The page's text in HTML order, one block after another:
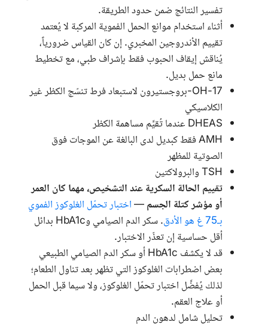
تفسير النتائج ضمن حدود الطريقة.
أثناء استخدام موانع الحمل الفموية المركبة لا يُعتمد
تقييم الأندروجين المخبري. إن كان القياس ضرورياً،
يُناقش إيقاف الحبوب فقط بإشراف طبي، مع تخطيط
مانع حمل بديل.
17-OH-بروجستيرون لاستبعاد فرط تنسّج الكظر غير
الكلاسيكي
DHEAS عندما تُقيَّم مساهمة الكظر
AMHفقط كبديل لدى البالغة عن الموجات فوق
الصوتية للمظهر
TSHوالبرولاكتين
تقييم الحالة السكرية عند التشخيص، مهما كان العمر
أو مؤشر كتلة الجسم—اختبار تحمّل الغلوكوز الفموي
بـ75 غ هو الأدق
. سكر الدم الصيامي وHbA1c بدائل
أقل حساسية إن تعذّر الاختبار.
قد لا يكشف HbA1cأو سكر الدم الصيامي الطبيعي
بعض اضطرابات الغلوكوز التي تظهر بعد تناول الطعام؛
لذلك يُفضَّل اختبار تحمّل الغلوكوز، ولا سيما قبل الحمل
أو علاج العقم.
تحليل شامل لدهون الدم